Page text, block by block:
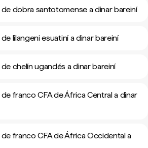
dobra santotomense a dinar bareiní
lilangeni esuatiní a dinar bareiní
chelín ugandés a dinar bareiní
franco CFA de África Central a dinar
franco CFA de África Occidental a